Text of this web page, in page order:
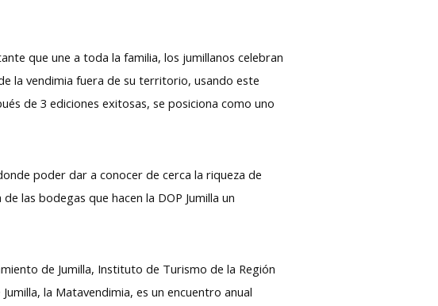
que une a toda la familia, los jumillanos celebran
la vendimia fuera de su territorio, usando este
de 3 ediciones exitosas, se posiciona como uno
poder dar a conocer de cerca la riqueza de
las bodegas que hacen la DOP Jumilla un
de Jumilla, Instituto de Turismo de la Región
la Matavendimia, es un encuentro anual